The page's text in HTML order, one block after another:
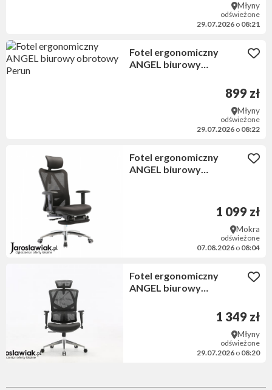
Młyny
odświeżone
29.07.2026 o 08:21
Fotel ergonomiczny
ANGEL biurowy
899 zł
Młyny
odświeżone
29.07.2026 o 08:22
Fotel ergonomiczny
ANGEL biurowy
1 099 zł
Mokra
odświeżone
07.08.2026 o 08:04
Fotel ergonomiczny
ANGEL biurowy
1 349 zł
Młyny
odświeżone
29.07.2026 o 08:20